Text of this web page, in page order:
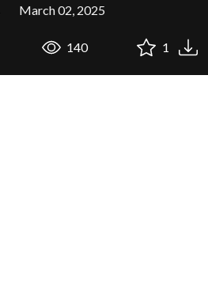
March 02, 2025
140 1